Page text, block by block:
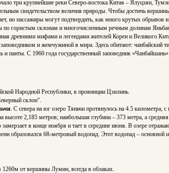
три крупнейшие реки Северо-востока Китая – Ялуцзян,
свидетельством величия природы. Чтобы достичь
но пассажиры могут подтвердить, как много крутых
по гористым склонам и многочисленным речным долинам
древними мифами и легендами жителей Кореи и Великого
и жемчужиной в мира. Здесь обитают: чанбайский
панты. С 1960 года государственный заповедник
Народной Республики, в провинции Цзилинь.
склон".
. С севера на юг озеро Тяньчи протянулось на 4.5 километра,
2,185 метров; наибольшая глубина – 373 метра, а
в конце ноября и тает в середине июня. В озере
образовался 68-метровый водопад. Этот водопад – основной
1260м от вершины Лумин, всегда в облаках.